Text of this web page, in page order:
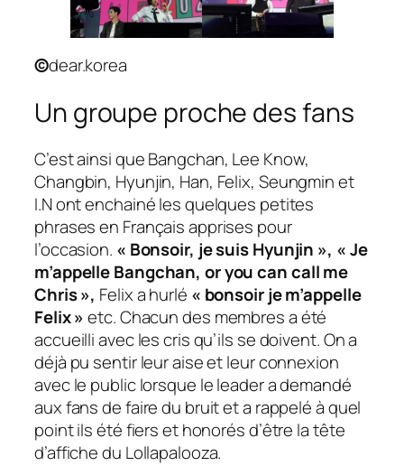
©dear.korea
Un groupe proche des fans
C’est ainsi que Bangchan, Lee Know,
Changbin, Hyunjin, Han, Felix, Seungmin et
I.N ont enchainé les quelques petites
phrases en Français apprises pour
l’occasion. « Bonsoir, je suis Hyunjin », « Je
m’appelle Bangchan, or you can call me
Chris », Felix a hurlé « bonsoir je m’appelle
Felix » etc. Chacun des membres a été
accueilli avec les cris qu’ils se doivent. On a
déjà pu sentir leur aise et leur connexion
avec le public lorsque le leader a demandé
aux fans de faire du bruit et a rappelé à quel
point ils été fiers et honorés d’être la tête
d’affiche du Lollapalooza.